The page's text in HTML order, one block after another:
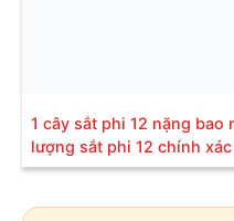
1 cây sắt phi 12 nặng
lượng sắt phi 12 chính